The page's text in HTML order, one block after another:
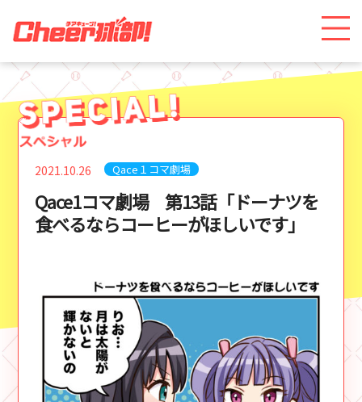
2021.10.26 Qace１コマ劇場
Qace1コマ劇場 第13話「ドーナツを
食べるならコーヒーがほしいです」